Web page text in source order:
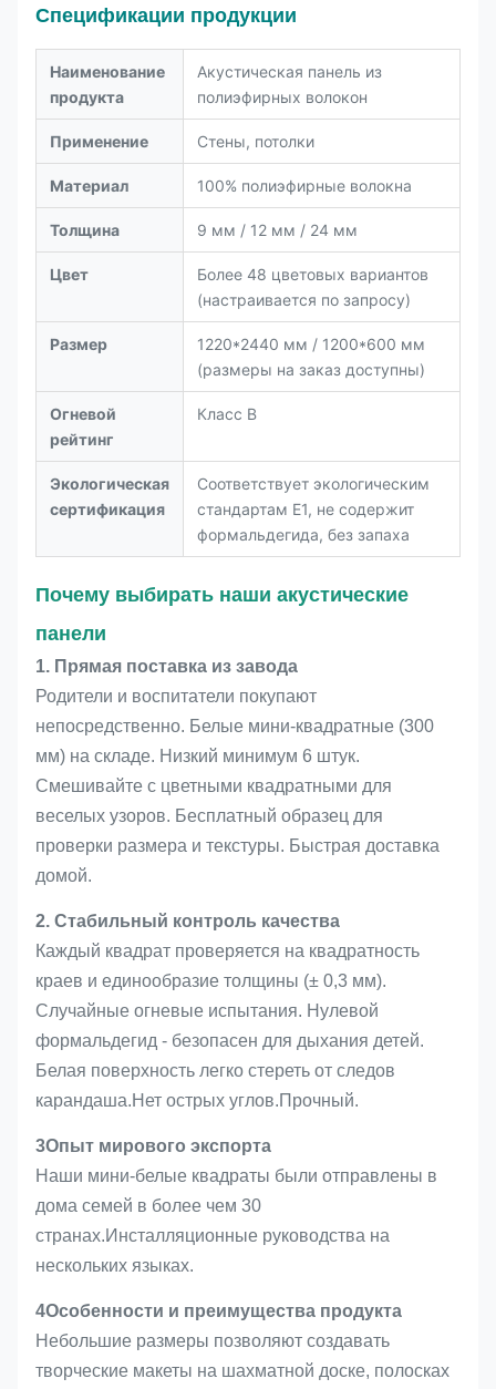
Спецификации продукции
Наименование
продукта
Акустическая панель из
полиэфирных волокон
Применение Стены, потолки
Материал 100% полиэфирные волокна
Толщина 9 мм / 12 мм / 24 мм
Цвет
Более 48 цветовых вариантов
(настраивается по запросу)
Размер
1220*2440 мм / 1200*600 мм
(размеры на заказ доступны)
Огневой
рейтинг
Класс B
Экологическая
сертификация
Соответствует экологическим
стандартам E1, не содержит
формальдегида, без запаха
Почему выбирать наши акустические
панели
1. Прямая поставка из завода
Родители и воспитатели покупают
непосредственно. Белые мини-квадратные (300
мм) на складе. Низкий минимум 6 штук.
Смешивайте с цветными квадратными для
веселых узоров. Бесплатный образец для
проверки размера и текстуры. Быстрая доставка
домой.
2. Стабильный контроль качества
Каждый квадрат проверяется на квадратность
краев и единообразие толщины (± 0,3 мм).
Случайные огневые испытания. Нулевой
формальдегид - безопасен для дыхания детей.
Белая поверхность легко стереть от следов
карандаша.Нет острых углов.Прочный.
3Опыт мирового экспорта
Наши мини-белые квадраты были отправлены в
дома семей в более чем 30
странах.Инсталляционные руководства на
нескольких языках.
4Особенности и преимущества продукта
Небольшие размеры позволяют создавать
творческие макеты на шахматной доске, полосках